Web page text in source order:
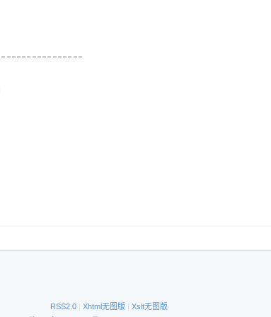
RSS2.0 | Xhtml无图版 | Xslt无图版